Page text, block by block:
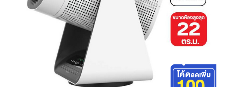
เครื่องปรุงรสและของแห้ง
ขนมขบเคี้ยว และช็อคโกแลต
อาหารสด ผัก ผลไม้และเบเกอรี่